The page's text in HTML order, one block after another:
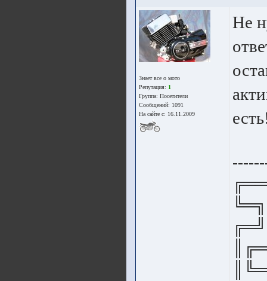
Знает все о мото
Репутация: 1
Группа: Посетители
Сообщений: 1091
На сайте с: 16.11.2009
Не